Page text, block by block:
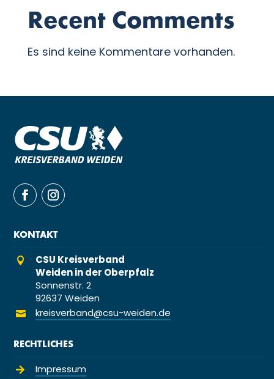
Recent Comments
Es sind keine Kommentare vorhanden.
KONTAKT

CSU Kreisverband
Weiden in der Oberpfalz
Sonnenstr. 2
92637 Weiden
 kreisverband@csu-weiden.de
RECHTLICHES

Impressum